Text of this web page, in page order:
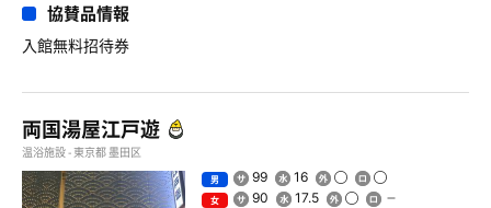
協賛品情報
入館無料招待券
両国湯屋江戸遊
温浴施設 - 東京都 墨田区
男 99 16
女 90 17.5